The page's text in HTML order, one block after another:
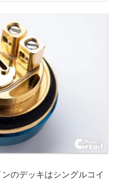
のデッキはシングルコイ